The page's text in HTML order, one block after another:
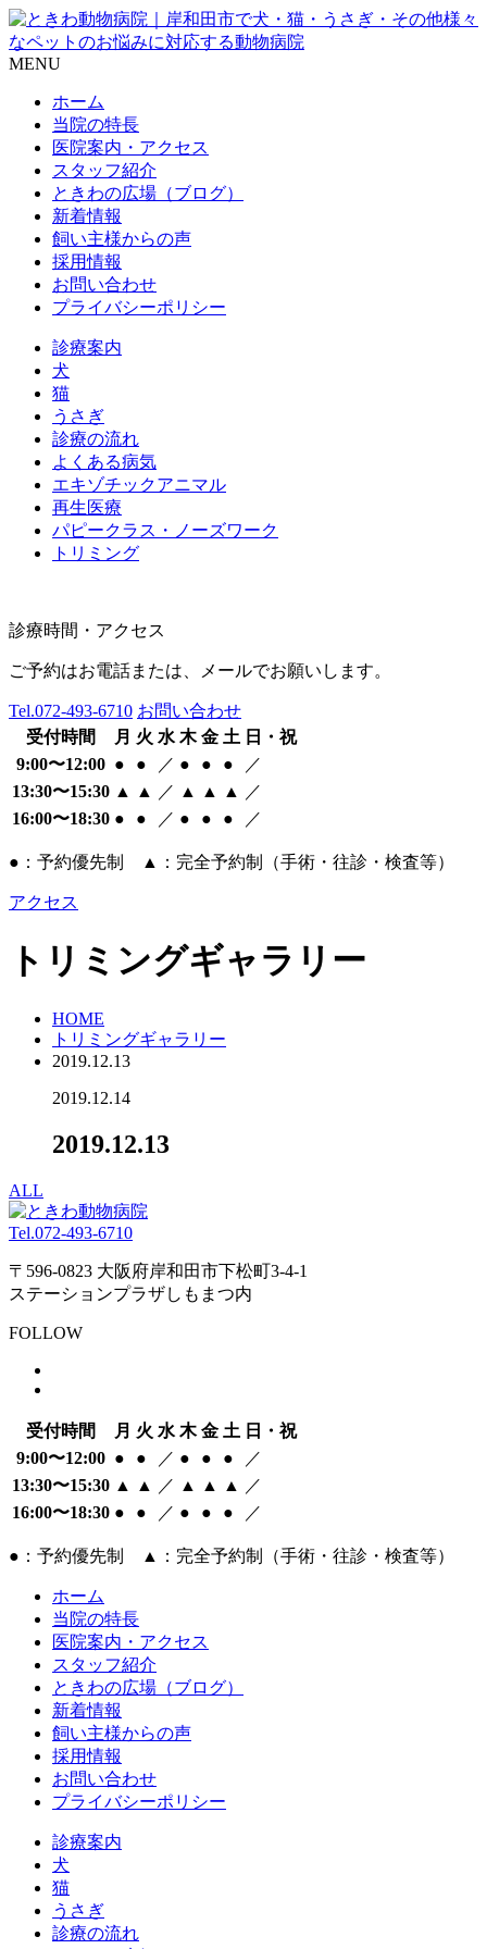
MENU
ホーム
当院の特長
医院案内・アクセス
スタッフ紹介
ときわの広場（ブログ）
新着情報
飼い主様からの声
採用情報
お問い合わせ
プライバシーポリシー
診療案内
犬
猫
うさぎ
診療の流れ
よくある病気
エキゾチックアニマル
再生医療
パピークラス・ノーズワーク
トリミング
診療時間・アクセス
ご予約はお電話または、メールでお願いします。
Tel.072-493-6710 お問い合わせ
受付時間
月 火 水 木 金 土 日・祝
9:00〜12:00 ● ● ／ ● ● ●
／
13:30〜15:30 ▲ ▲ ／ ▲ ▲ ▲
／
16:00〜18:30 ● ● ／ ● ● ● ／
●：予約優先制 ▲：完全予約制（手術・往診・検査等）
アクセス
トリミングギャラリー
HOME
トリミングギャラリー
2019.12.13
2019.12.14
2019.12.13
ALL
Tel.072-493-6710
〒596-0823 大阪府岸和田市下松町3-4-1
ステーションプラザしもまつ内
FOLLOW
受付時間 月 火 水 木 金 土 日・祝
9:00〜12:00 ● ● ／ ● ● ●
／
13:30〜15:30 ▲ ▲ ／ ▲ ▲ ▲
／
16:00〜18:30 ● ● ／ ● ● ● ／
●：予約優先制 ▲：完全予約制（手術・往診・検査等）
ホーム
当院の特長
医院案内・アクセス
スタッフ紹介
ときわの広場（ブログ）
新着情報
飼い主様からの声
採用情報
お問い合わせ
プライバシーポリシー
診療案内
犬
猫
うさぎ
診療の流れ